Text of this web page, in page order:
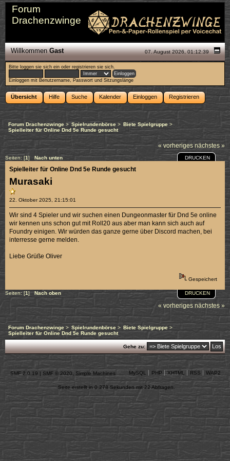
Forum
Drachenzwinge
07. August 2026, 01:12:39
WillkommenGast
Bitte loggen sie sich ein oderregistrieren sie sich.
Einloggen mit Benutzername, Passwort und Sitzungslänge
Übersicht Hilfe Suche Kalender Einloggen Registrieren
Forum Drachenzwinge > Spielrundenbörse> Biete Spielgruppe>
Spielleiter für Online Dnd 5e Runde gesucht
« vorheriges nächstes »
Seiten: [1] Nach unten DRUCKEN
Murasaki
22. Oktober 2025, 21:15:01
Spielleiter für Online Dnd 5e Runde gesucht
Wir sind 4 Spieler und wir suchen einen Dungeonmaster für Dnd 5e online
wir kennen uns schon gut mit Roll20 aus aber man kann sich auch auf
Foundry einigen. Wir würden das ganze gerne über Discord machen, bei
interresse gerne melden.
Liebe Grüße Oliver
Gespeichert
DRUCKEN
Seiten: [1]Nach oben
« vorheriges nächstes »
Forum Drachenzwinge > Spielrundenbörse> Biete Spielgruppe>
Spielleiter für Online Dnd 5e Runde gesucht
Gehe zu:
SMF 2.0.19 | SMF © 2020 Simple Machines MySQL PHP XHTML RSS WAP2
Seite erstellt in 0.278 Sekunden mit 22 Abfragen.